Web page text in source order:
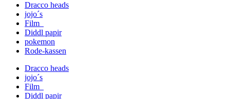
Dracco heads
jojo´s
Film
Diddl papir
pokemon
Rode-kassen
Dracco heads
jojo´s
Film
Diddl papir